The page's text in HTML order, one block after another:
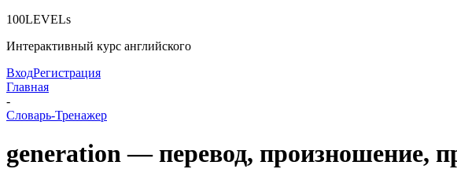
100LEVELs
Интерактивный курс английского
ВходРегистрация
Главная
-
Словарь-Тренажер
generation — перевод, произношение,